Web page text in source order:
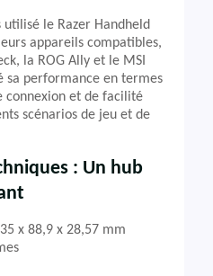
utilisé le Razer Handheld
appareils compatibles,
la ROG Ally et le MSI
sa performance en termes
connexion et de facilité
scénarios de jeu et de
: Un hub
x 88,9 x 28,57 mm